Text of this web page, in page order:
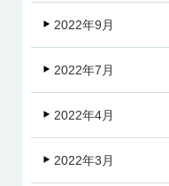
2022年9月
2022年7月
2022年4月
2022年3月